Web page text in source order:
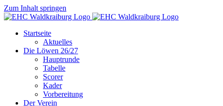
Zum Inhalt springen
Startseite
Aktuelles
Die Löwen 26/27
Hauptrunde
Tabelle
Scorer
Kader
Vorbereitung
Der Verein